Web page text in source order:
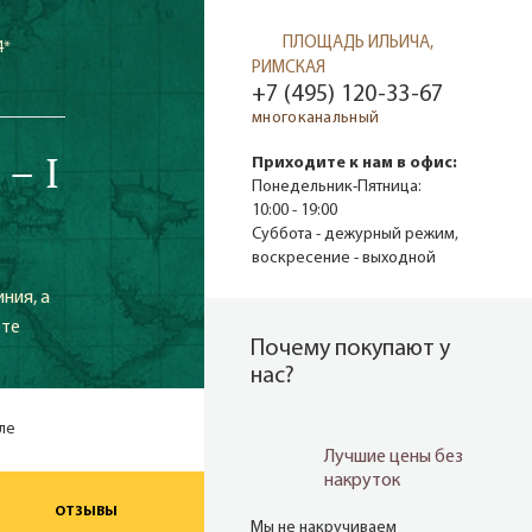
– I
а
ОТЗЫВЫ
ПЛОЩАДЬ ИЛЬИЧА,
РИМСКАЯ
+7 (495) 120-33-67
многоканальный
Приходите к нам в офис:
Понедельник-Пятница:
10:00 - 19:00
Суббота - дежурный режим,
воскресение - выходной
Почему покупают у
нас?
Лучшие цены без
накруток
Мы не накручиваем